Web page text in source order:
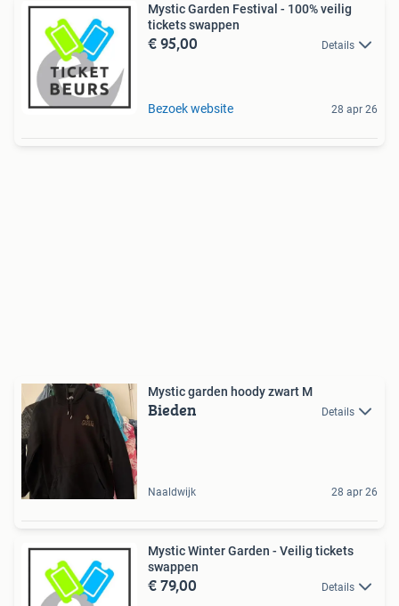
Mystic Garden Festival - 100% veilig
tickets swappen
€ 95,00 Details
Bezoek website 28 apr 26
Mystic garden hoody zwart M
Bieden Details
Naaldwijk 28 apr 26
Mystic Winter Garden - Veilig tickets
swappen
€ 79,00 Details